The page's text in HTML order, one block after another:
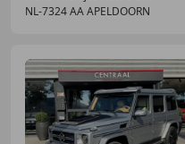
NL-7324 AA APELDOORN